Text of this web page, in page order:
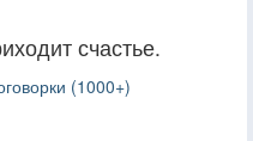
счастье.
(1000+)